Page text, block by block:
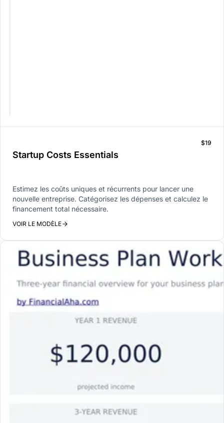
Startup Costs Essentials
$19
Estimez les coûts uniques et récurrents pour lancer une
nouvelle entreprise. Catégorisez les dépenses et calculez le
financement total nécessaire.
VOIR LE MODÈLE